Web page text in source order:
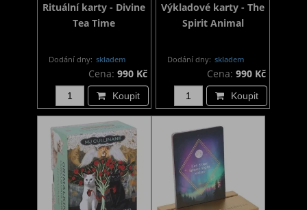
Rituální karty - Divine
Tea Time
Dodání dny: skladem
Cena: 990 Kč
Koupit
Výkladové karty - The
Spirit Animal
Dodání dny: skladem
Cena: 990 Kč
Koupit